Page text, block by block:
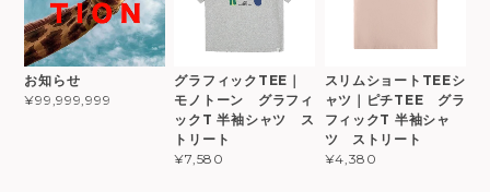
お知らせ
¥99,999,999
グラフィックTEE｜
モノトーン グラフィ
ックT 半袖シャツ ス
トリート
¥7,580
スリムショートTEEシ
ャツ｜ピチTEE グラ
フィックT 半袖シャ
ツ ストリート
¥4,380